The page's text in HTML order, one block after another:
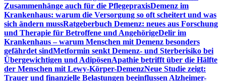
Zusammenhänge auch für die PflegepraxisDemenz im
Krankenhaus: warum die Versorgung so oft scheitert und was
sich ändern mussRatgeberbuch Demenz: neues aus Forschung
und Therapie für Betroffene und AngehörigeDelir im
Krankenhaus – warum Menschen mit Demenz besonders
gefährdet sindMetformin senkt Demenz- und Sterberisiko bei
Übergewichtigen und AdipösenApathie betrifft über die Hälfte
der Menschen mit Lewy-Körper-DemenzNeue Studie zeigt:
Trauer und finanzielle Belastungen beeinflussen Alzheimer-